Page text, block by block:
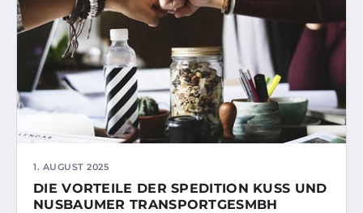
1. AUGUST 2025
DIE VORTEILE DER SPEDITION KUSS UND
NUSBAUMER TRANSPORTGESMBH